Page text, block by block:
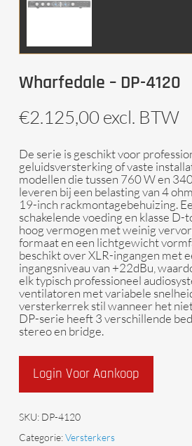
Wharfedale – DP-4120
€2.125,00 excl. BTW
De serie is geschikt voor
geluidsversterking of vaste
modellen die tussen 760 W en
leveren bij een belasting van 4
19-inch rackmontagebehuizing.
schakelende voeding en klasse
hoog vermogen met weinig
formaat en een lichtgewicht
beschikt over XLR-ingangen met
ingangsniveau van +22dBu,
elk typisch professioneel
ventilatoren met variabele
versterkerrek stil wanneer het
DP-serie heeft 3 verschillende
stereo en bridge.
Login Voor Aankoop
SKU: DP-4120
Categorie:Versterkers